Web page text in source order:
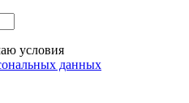
условия
данных